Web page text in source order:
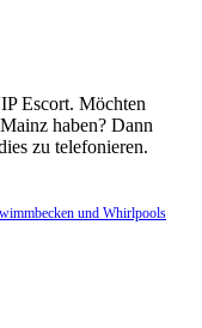
Escort. Möchten
haben? Dann
zu telefonieren.
und Whirlpools